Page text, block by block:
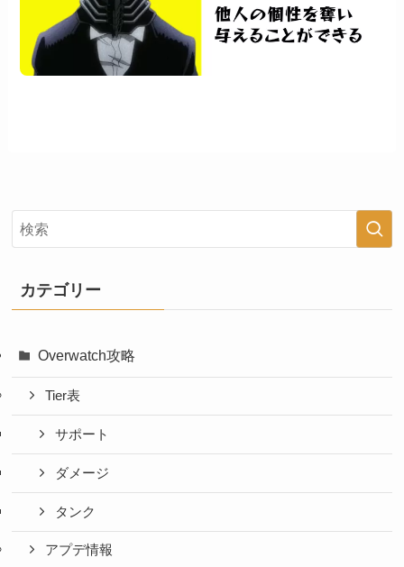
カテゴリー
Overwatch攻略
Tier表
サポート
ダメージ
タンク
アプデ情報